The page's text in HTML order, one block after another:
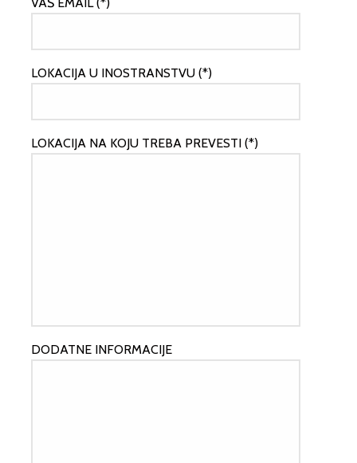
LOKACIJA U INOSTRANSTVU (*)
LOKACIJA NA KOJU TREBA PREVESTI (*)
DODATNE INFORMACIJE